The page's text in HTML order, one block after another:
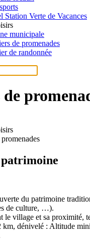
Station Verte de Vacances
municipale
de promenades
de randonnée
du patrimoine
de culture, …).
le village et sa proximité,
km, dénivelé : Altitude